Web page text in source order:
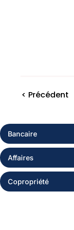
Bancaire
Affaires
Copropriété
< Précédent